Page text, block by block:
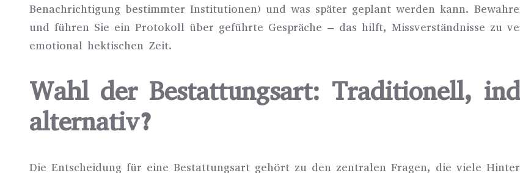
Benachrichtigung bestimmter Institutionen) und was später geplant werden kann.
und führen Sie ein Protokoll über geführte Gespräche – das hilft, Missverständnisse zu
emotional hektischen Zeit.
Wahl der Bestattungsart: Traditionell,
alternativ?
Die Entscheidung für eine Bestattungsart gehört zu den zentralen Fragen, die viele